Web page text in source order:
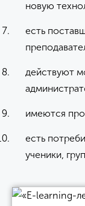
новую
есть
действуют
имеются
есть
ученики,